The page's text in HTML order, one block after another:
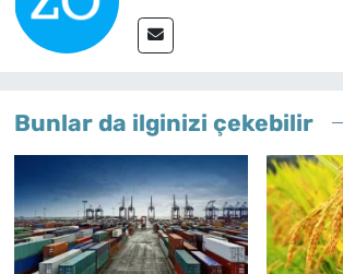
Bunlar da ilginizi çekebilir